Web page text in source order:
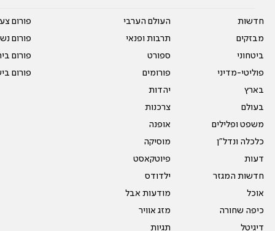
חדשות
מבזקים
ביטחוני
פוליטי-מדיני
בארץ
בעולם
משפט ופלילים
כלכלה ונדל"ן
דעות
חדשות המגזר
אוכל
כיפה שחורה
דיגיטל
העולם הערבי
תרבות ופנאי
ספורט
פורומים
יהדות
צרכנות
אופנה
מוסיקה
פיוטקאסט
ילדודס
מודעות אבל
מזג אוויר
תגיות
פורום
פורום
פורום
פורום